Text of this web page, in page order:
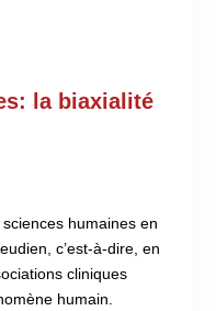
la biaxialité
humaines en
c’est-à-dire, en
cliniques
humain.